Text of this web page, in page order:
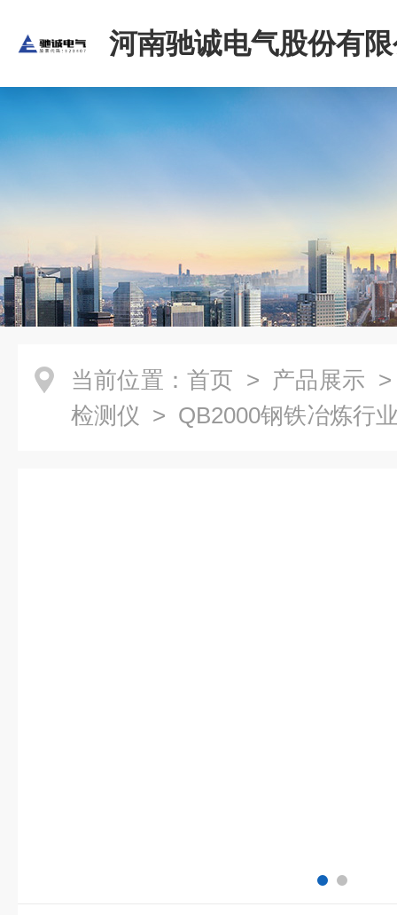
河南驰诚电气股份有
当前位置： 首页 > 产品展示
检测仪 > QB2000钢铁冶炼行